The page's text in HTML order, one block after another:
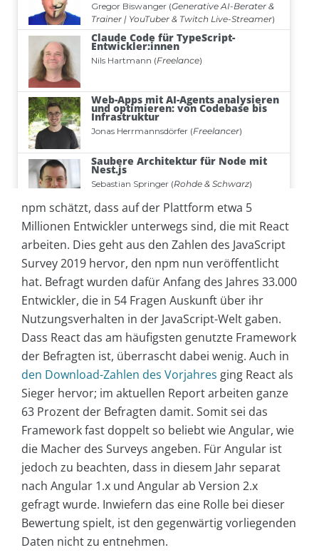
npm schätzt, dass auf der Plattform etwa 5
Millionen Entwickler unterwegs sind, die mit React
arbeiten. Dies geht aus den Zahlen des JavaScript
Survey 2019 hervor, den npm nun veröffentlicht
hat. Befragt wurden dafür Anfang des Jahres 33.000
Entwickler, die in 54 Fragen Auskunft über ihr
Nutzungsverhalten in der JavaScript-Welt gaben.
Dass React das am häufigsten genutzte Framework
der Befragten ist, überrascht dabei wenig. Auch in
den Download-Zahlen des Vorjahres ging React als
Sieger hervor; im aktuellen Report arbeiten ganze
63 Prozent der Befragten damit. Somit sei das
Framework fast doppelt so beliebt wie Angular, wie
die Macher des Surveys angeben. Für Angular ist
jedoch zu beachten, dass in diesem Jahr separat
nach Angular 1.x und Angular ab Version 2.x
gefragt wurde. Inwiefern das eine Rolle bei dieser
Bewertung spielt, ist den gegenwärtig vorliegenden
Daten nicht zu entnehmen.